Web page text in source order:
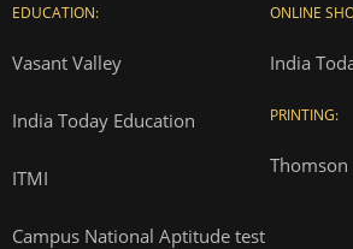
EDUCATION:
Vasant Valley
India Today Education
ITMI
Campus National Aptitude test
ONLINE
India
PRINTING:
Thomson